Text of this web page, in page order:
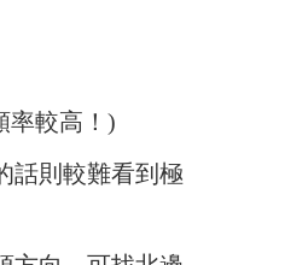
率較高！)
話則較難看到極